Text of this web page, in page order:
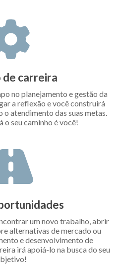
de carreira
no planejamento e gestão da
a reflexão e você construirá
o atendimento das suas metas.
o seu caminho é você!
um novo trabalho, abrir
alternativas de mercado ou
e desenvolvimento de
irá apoiá-lo na busca do seu